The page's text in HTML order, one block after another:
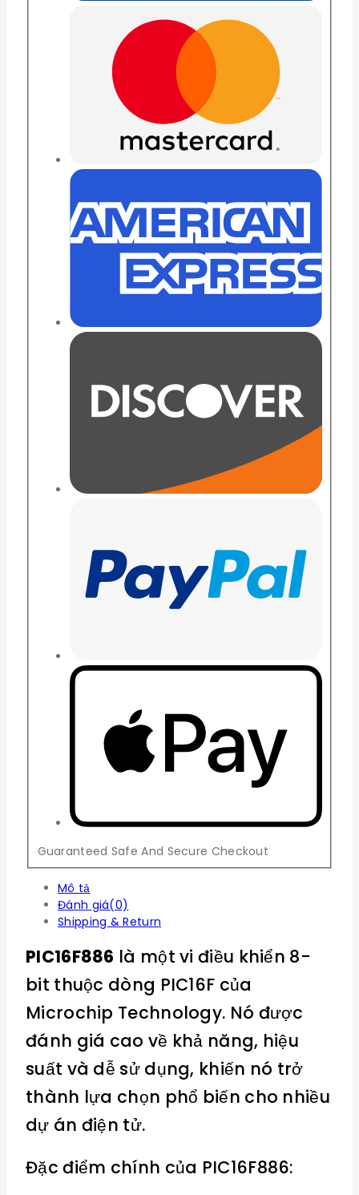
Guaranteed Safe And Secure Checkout
Mô tả
Đánh giá(0)
Shipping & Return
PIC16F886 là một vi điều khiển 8-
bit thuộc dòng PIC16F của
Microchip Technology. Nó được
đánh giá cao về khả năng, hiệu
suất và dễ sử dụng, khiến nó trở
thành lựa chọn phổ biến cho nhiều
dự án điện tử.
Đặc điểm chính của PIC16F886: